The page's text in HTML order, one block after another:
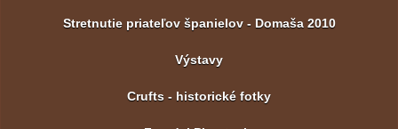
Stretnutie priateľov španielov - Domaša 2010
Výstavy
Crufts - historické fotky